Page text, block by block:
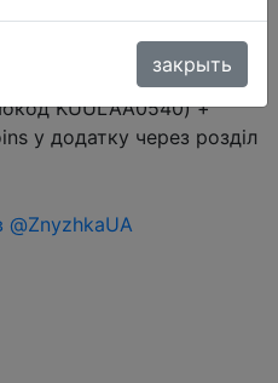
KUULAA0540) +
у додатку через розділ
@ZnyzhkaUA
закрыть